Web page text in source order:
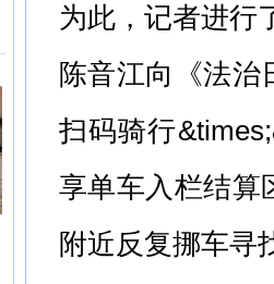
为此，记者进行
陈音江向《法
扫码骑行
享单车入栏结算
附近反复挪车寻